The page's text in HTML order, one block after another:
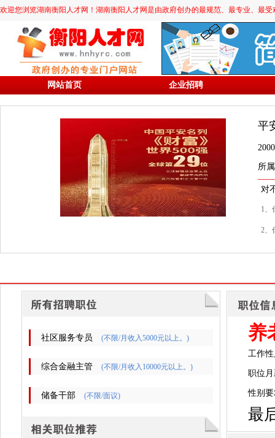
欢迎您浏览湖南衡阳人才网！湖南衡阳人才网是由政府创办的最规范、最专业、最
网站首页 企业招聘
平
所
对
1、
2、
社区服务专员 (不限/月收入5000元以上。)
综合金融主管 (不限/月收入10000元以上。)
储备干部 (不限/面议)
养
工作
职位月
性别
最